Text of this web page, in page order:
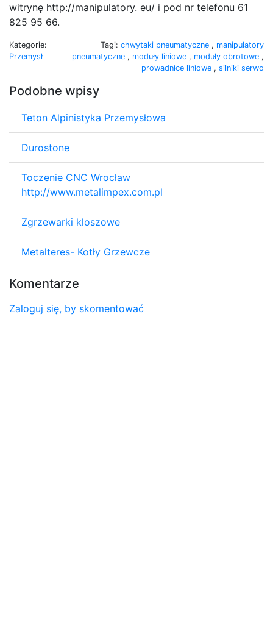
witrynę http://manipulatory. eu/ i pod nr telefonu 61
825 95 66.
Kategorie:
Przemysł
Tagi: chwytaki pneumatyczne , manipulatory
pneumatyczne , moduły liniowe , moduły obrotowe ,
prowadnice liniowe , silniki serwo
Podobne wpisy
Teton Alpinistyka Przemysłowa
Durostone
Toczenie CNC Wrocław
http://www.metalimpex.com.pl
Zgrzewarki kloszowe
Metalteres- Kotły Grzewcze
Komentarze
Zaloguj się, by skomentować